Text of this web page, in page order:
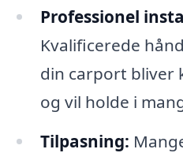
Professionel
Kvalificerede
din carport bliver
og vil holde i
Tilpasning: